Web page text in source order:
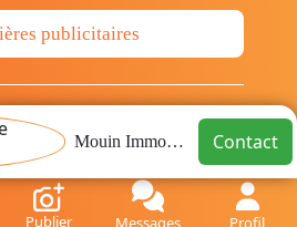
Publier Messages Profil
Mouin Immobilier Contact
publicitaires
2026 Cava.tn Limited Tous
sont réservés.